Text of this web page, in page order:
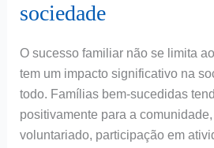
sociedade
O sucesso familiar não se limita
tem um impacto significativo na
todo. Famílias bem-sucedidas
positivamente para a
voluntariado, participação em